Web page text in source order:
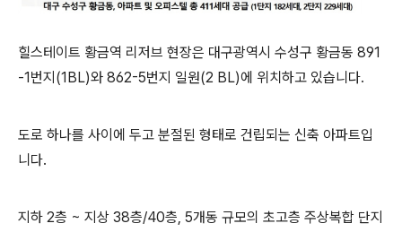
힐스테이트 황금역 리저브 현장은 대구광역시 수성구 황금동 891
-1번지(1BL)와 862-5번지 일원(2 BL)에 위치하고 있습니다.
도로 하나를 사이에 두고 분절된 형태로 건립되는 신축 아파트입
니다.
지하 2층 ~ 지상 38층/40층, 5개동 규모의 초고층 주상복합 단지